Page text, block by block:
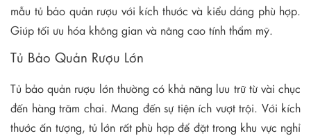
mẫu tủ bảo quản rượu với kích thước và kiểu dáng phù hợp.
Giúp tối ưu hóa không gian và nâng cao tính thẩm mỹ.
Tủ Bảo Quản Rượu Lớn
Tủ bảo quản rượu lớn thường có khả năng lưu trữ từ vài chục
đến hàng trăm chai. Mang đến sự tiện ích vượt trội. Với kích
thước ấn tượng, tủ lớn rất phù hợp để đặt trong khu vực nghỉ